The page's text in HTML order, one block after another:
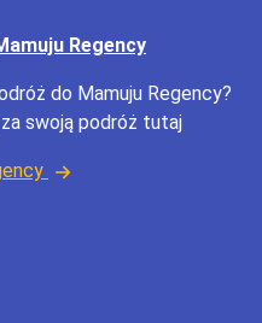
Regency
do Mamuju Regency?
swoją podróż tutaj